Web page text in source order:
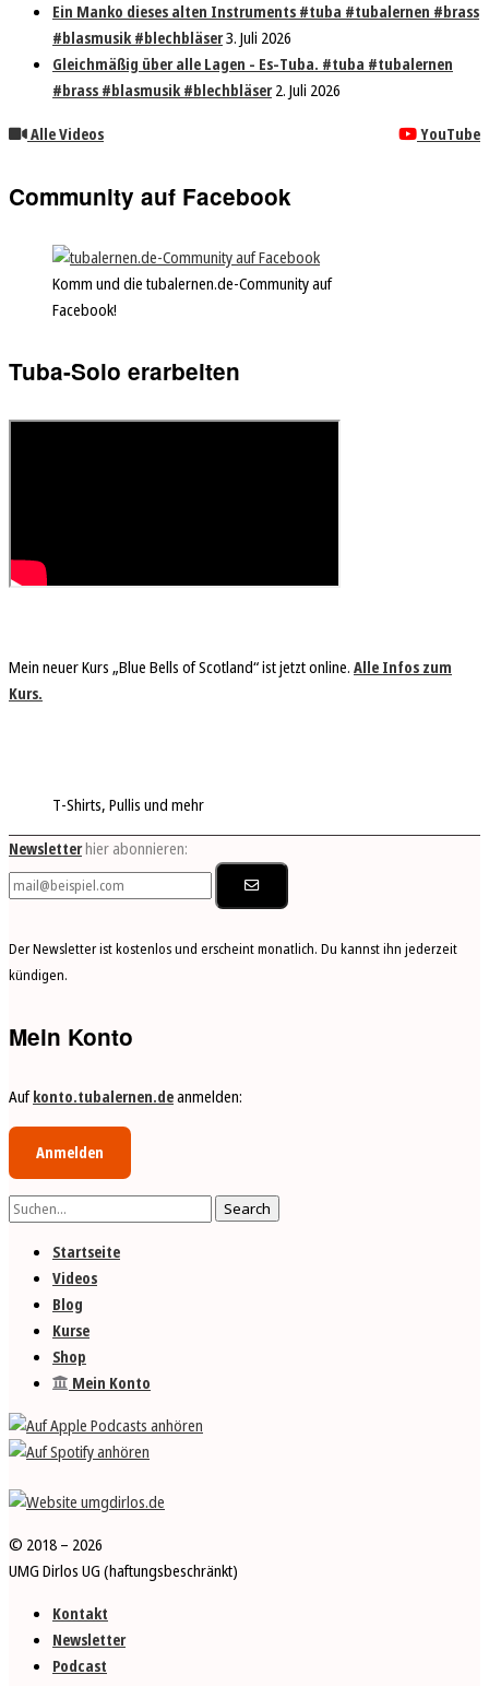
Ein Manko dieses alten Instruments #tuba #tubalernen #brass
#blasmusik #blechbläser3. Juli 2026
Gleichmäßig über alle Lagen - Es-Tuba. #tuba #tubalernen
#brass #blasmusik #blechbläser2. Juli 2026
Alle Videos
YouTube
Community auf Facebook
Komm und die tubalernen.de-Community auf
Facebook!
Tuba-Solo erarbeiten
Mein neuer Kurs „Blue Bells of Scotland“ ist jetzt online.Alle Infos zum
Kurs.
T-Shirts, Pullis und mehr
Newsletterhier abonnieren:
Der Newsletter ist kosten­los und er­scheint monat­lich. Du kannst ihn jeder­zeit
kündigen.
Mein Konto
Aufkonto.tubalernen.deanmelden:
Anmelden
Startseite
Videos
Blog
Kurse
Shop
Mein Konto
© 2018 – 2026
UMG Dirlos UG (haftungs­­be­schränkt)
Kontakt
Newsletter
Podcast